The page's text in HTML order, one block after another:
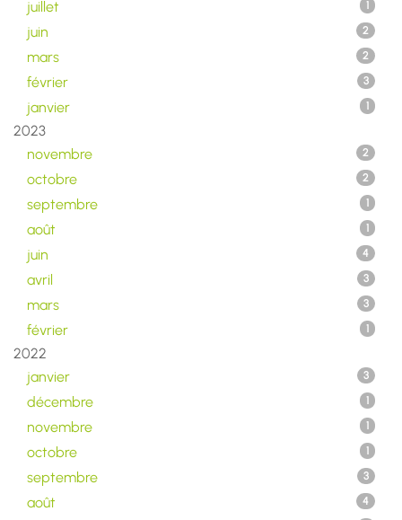
juillet 1
juin 2
mars 2
février 3
janvier 1
2023
novembre
2
octobre 2
septembre 1
août 1
juin 4
avril 3
mars 3
février 1
2022
janvier
3
décembre 1
novembre 1
octobre 1
septembre 3
août 4